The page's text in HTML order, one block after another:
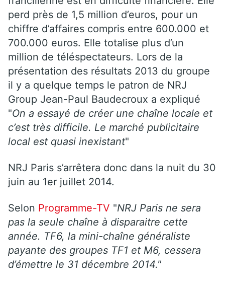
perd près de 1,5 million d’euros, pour un
chiffre d’affaires compris entre 600.000 et
700.000 euros. Elle totalise plus d’un
million de téléspectateurs. Lors de la
présentation des résultats 2013 du groupe
il y a quelque temps le patron de NRJ
Group Jean-Paul Baudecroux a expliqué
"On a essayé de créer une chaîne locale et
c’est très difficile. Le marché publicitaire
local est quasi inexistant"
NRJ Paris s’arrêtera donc dans la nuit du 30
juin au 1er juillet 2014.
Selon Programme-TV "NRJ Paris ne sera
pas la seule chaîne à disparaitre cette
année. TF6, la mini-chaîne généraliste
payante des groupes TF1 et M6, cessera
d’émettre le 31 décembre 2014."